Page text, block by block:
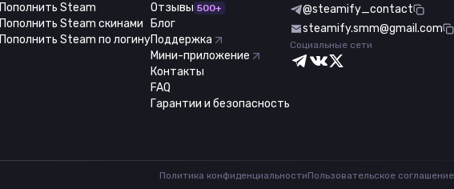
Пополнить Steam
Пополнить Steam скинами
Пополнить Steam по логину
Отзывы 500+
Блог
Поддержка
Мини-приложение
Контакты
FAQ
Гарантии и безопасность
@steamify_contact
steamify.smm@gmail.com
Социальные сети
Политика конфиденциальностиПользовательское соглашение